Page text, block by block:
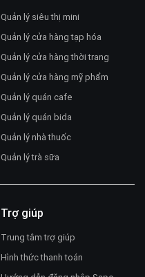
Quản lý siêu thị mini
Quản lý cửa hàng tạp hóa
Quản lý cửa hàng thời trang
Quản lý cửa hàng mỹ phẩm
Quản lý quán cafe
Quản lý quán bida
Quản lý nhà thuốc
Quản lý trà sữa
Trợ giúp
Trung tâm trợ giúp
Hình thức thanh toán